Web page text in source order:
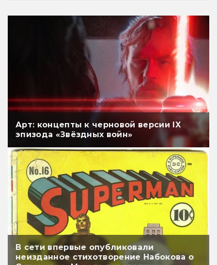
Арт: концепты к черновой версии IX
эпизода «Звёздных войн»
В сети впервые опубликовали
неизданное стихотворение Набокова о